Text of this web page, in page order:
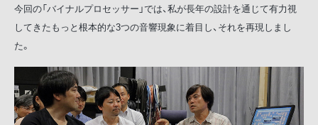
今回の「バイナルプロセッサー」では、私が長年の設計を通じて有力視
してきたもっと根本的な3つの音響現象に着目し、それを再現しまし
た。